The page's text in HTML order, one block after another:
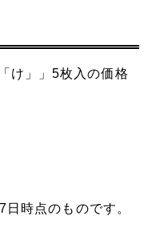
け」」5枚入の価格
時点のものです。